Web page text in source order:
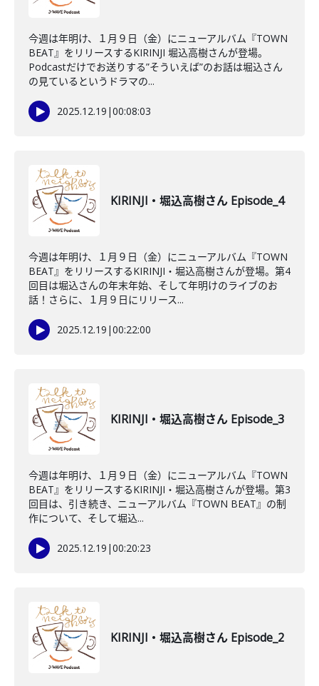
今週は年明け、１月９日（金）にニューアルバム『TOWN
BEAT』をリリースするKIRINJI 堀込高樹さんが登場。
Podcastだけでお送りする”そういえば”のお話は堀込さん
の見ているというドラマの...
2025.12.19 |00:08:03
KIRINJI・堀込高樹さん Episode_4
今週は年明け、１月９日（金）にニューアルバム『TOWN
BEAT』をリリースするKIRINJI・堀込高樹さんが登場。第4
回目は堀込さんの年末年始、そして年明けのライブのお
話！さらに、１月９日にリリース...
2025.12.19 |00:22:00
KIRINJI・堀込高樹さん Episode_3
今週は年明け、１月９日（金）にニューアルバム『TOWN
BEAT』をリリースするKIRINJI・堀込高樹さんが登場。第3
回目は、引き続き、ニューアルバム『TOWN BEAT』の制
作について、そして堀込...
2025.12.19 |00:20:23
KIRINJI・堀込高樹さん Episode_2